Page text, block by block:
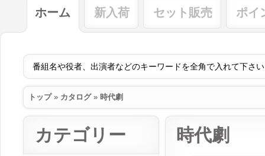
ホーム 新入荷 セット販売 ポイ
トップ» カタログ» 時代劇
時代劇
カテゴリー